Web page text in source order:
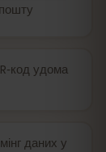
удома
даних у